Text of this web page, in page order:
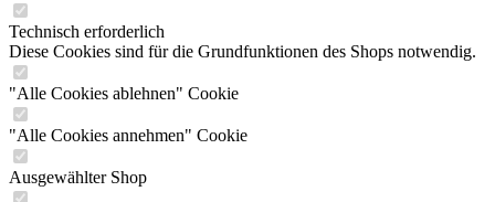
Technisch erforderlich
Diese Cookies sind für die Grundfunktionen des Shops notwendig.
"Alle Cookies ablehnen" Cookie
"Alle Cookies annehmen" Cookie
Ausgewählter Shop